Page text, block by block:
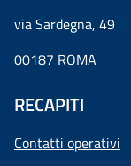
via Sardegna, 49
00187 ROMA
RECAPITI
Contatti operativi